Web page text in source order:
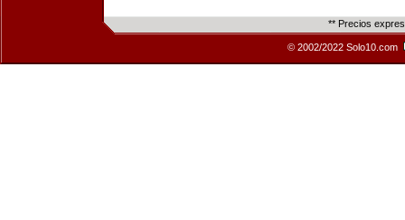
** Precios
© 2002/2022 Solo10.com